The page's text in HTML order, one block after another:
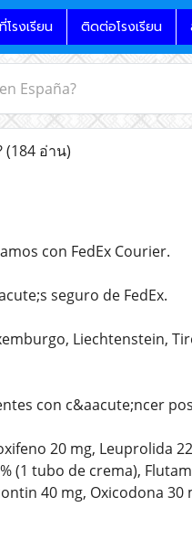
รงเรียน ติดต่อโรงเรียน
España?
(184 อ่าน)
con FedEx Courier.
seguro de FedEx.
Liechtenstein,
con c&aacute;ncer
20 mg, Leuprolida
(1 tubo de crema),
40 mg, Oxicodona 30